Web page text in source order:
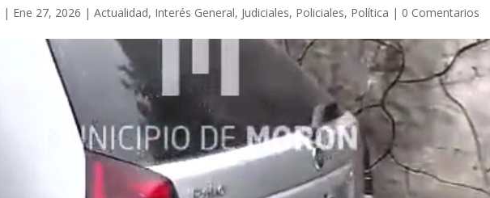
| Ene 27, 2026 |Actualidad, Interés General, Judiciales, Policiales, Política | 0 Comentarios